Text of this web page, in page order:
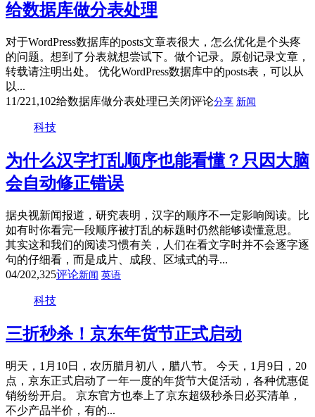
给数据库做分表处理
对于WordPress数据库的posts文章表很大，怎么优化是个头疼
的问题。想到了分表就想尝试下。做个记录。原创记录文章，
转载请注明出处。 优化WordPress数据库中的posts表，可以从
以...
11/221,102给数据库做分表处理已关闭评论分享 新闻
科技
为什么汉字打乱顺序也能看懂？只因大脑
会自动修正错误
据央视新闻报道，研究表明，汉字的顺序不一定影响阅读。比
如有时你看完一段顺序被打乱的标题时仍然能够读懂意思。
其实这和我们的阅读习惯有关，人们在看文字时并不会逐字逐
句的仔细看，而是成片、成段、区域式的寻...
04/202,325评论新闻 英语
科技
三折秒杀！京东年货节正式启动
明天，1月10日，农历腊月初八，腊八节。 今天，1月9日，20
点，京东正式启动了一年一度的年货节大促活动，各种优惠促
销纷纷开启。 京东官方也奉上了京东超级秒杀日必买清单，
不少产品半价，有的...